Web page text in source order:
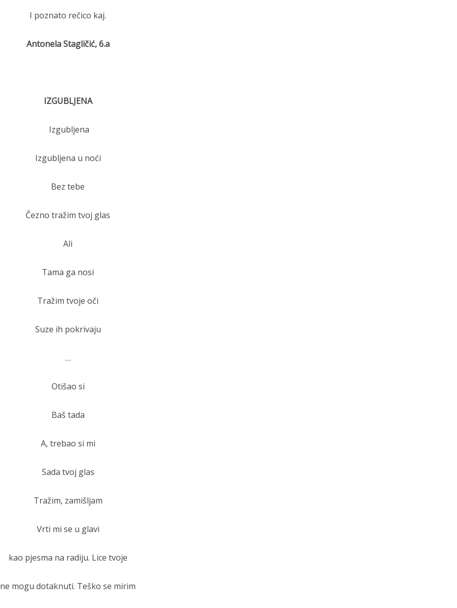
I poznato rečico kaj.
Antonela Stagličić, 6.a
IZGUBLJENA
Izgubljena
Izgubljena u noći
Bez tebe
Čezno tražim tvoj glas
Ali
Tama ga nosi
Tražim tvoje oči
Suze ih pokrivaju
…
Otišao si
Baš tada
A, trebao si mi
Sada tvoj glas
Tražim, zamišljam
Vrti mi se u glavi
kao pjesma na radiju. Lice tvoje
ne mogu dotaknuti. Teško se mirim